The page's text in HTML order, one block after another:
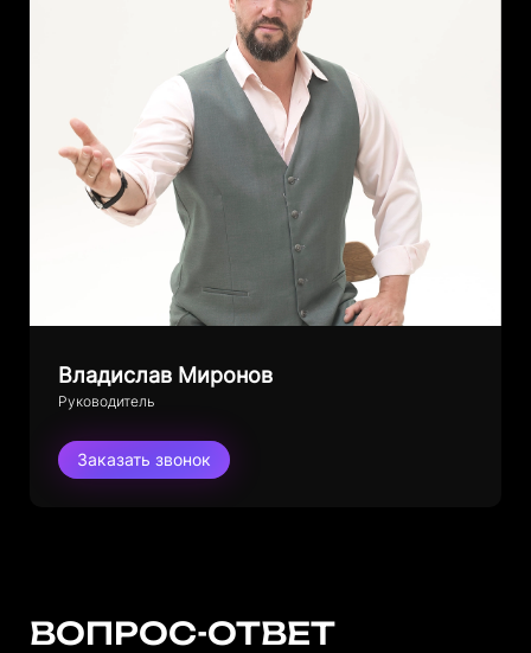
Владислав Миронов
Руководитель
Заказать звонок
ВОПРОС-ОТВЕТ